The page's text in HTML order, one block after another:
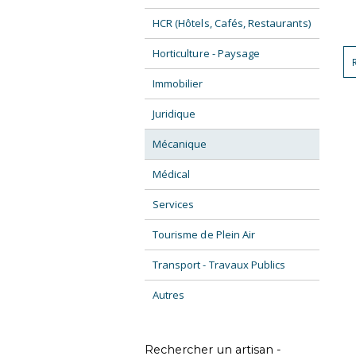
HCR (Hôtels, Cafés, Restaurants)
Horticulture - Paysage
Immobilier
Juridique
Mécanique
Médical
Services
Tourisme de Plein Air
Transport - Travaux Publics
Autres
Rechercher un artisan -